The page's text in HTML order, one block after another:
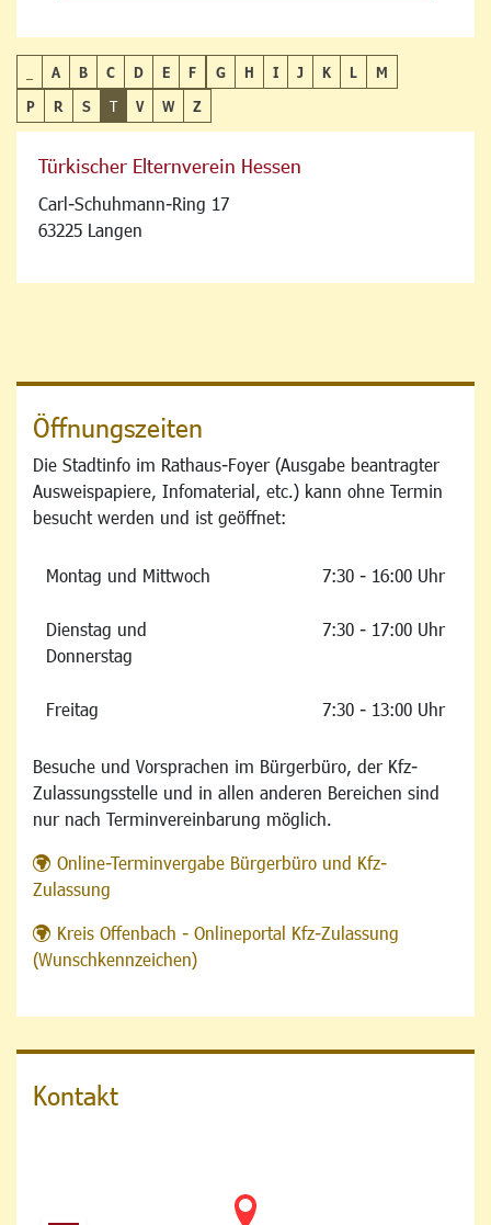
A B C D E F G H I J K L
M
P
R S T V W Z
Türkischer Elternverein Hessen
Carl-Schuhmann-Ring 17
63225 Langen
Öffnungszeiten
Die Stadtinfo im Rathaus-Foyer (Ausgabe beantragter
Ausweispapiere, Infomaterial, etc.) kann ohne Termin
besucht werden und ist geöffnet:
Montag und Mittwoch 7:30 - 16:00 Uhr
Dienstag und
Donnerstag
7:30 - 17:00 Uhr
Freitag 7:30 - 13:00 Uhr
Besuche und Vorsprachen im Bürgerbüro, der Kfz-
Zulassungsstelle und in allen anderen Bereichen sind
nur nach Terminvereinbarung möglich.
Online-Terminvergabe Bürgerbüro und Kfz-
Zulassung
Kreis Offenbach - Onlineportal Kfz-Zulassung
(Wunschkennzeichen)
Kontakt